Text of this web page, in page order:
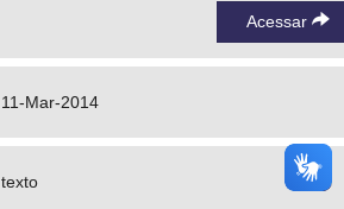
Acessar
11-Mar-2014
texto